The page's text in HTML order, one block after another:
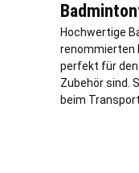
Hochwertige
renommierten
perfekt für den
Zubehör sind.
beim